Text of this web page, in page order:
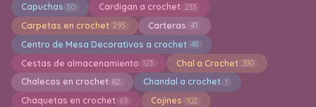
Capuchas 50 Cardigan a crochet 233
Carpetas en crochet 293 Carteras 41
Centro de Mesa Decorativos a crochet 48
Cestas de almacenamiento 123 Chal a Crochet 330
Chalecos en crochet 82 Chandal a crochet 1
Chaquetas en crochet 69 Cojines 102